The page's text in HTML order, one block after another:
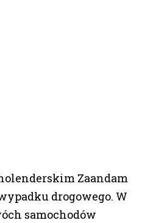
Zaandam
drogowego. W
samochodów